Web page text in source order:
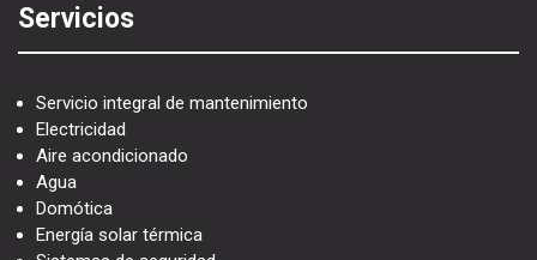
Servicios
Servicio integral de mantenimiento
Electricidad
Aire acondicionado
Agua
Domótica
Energía solar térmica